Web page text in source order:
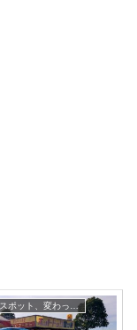
熊本県の珍スポット、変わった観光地